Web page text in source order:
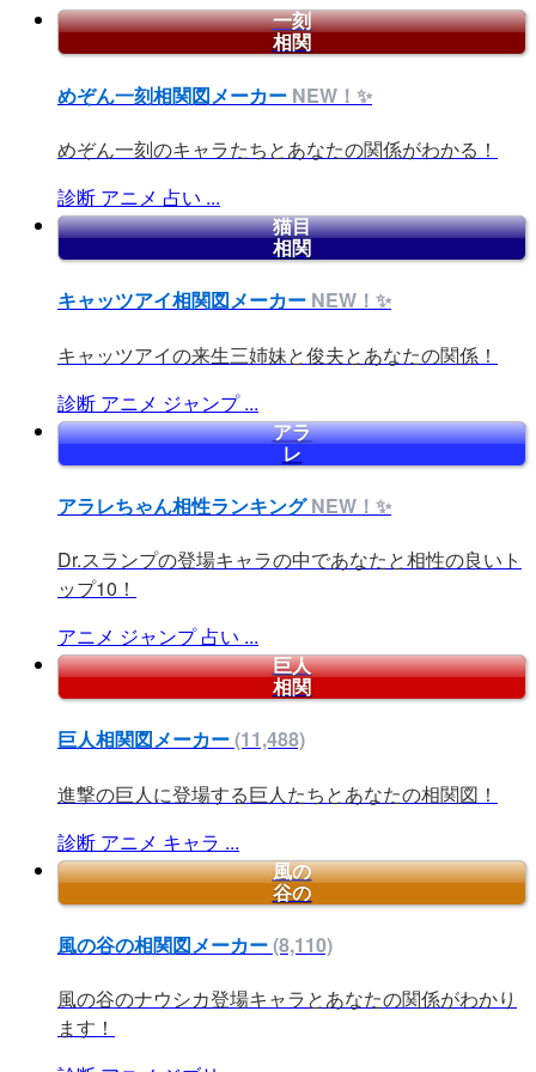
一刻
相関
めぞん一刻相関図メーカー NEW！✨
めぞん一刻のキャラたちとあなたの関係がわかる！
診断 アニメ 占い ...
猫目
相関
キャッツアイ相関図メーカー NEW！✨
キャッツアイの来生三姉妹と俊夫とあなたの関係！
診断 アニメ ジャンプ ...
アラ
レ
アラレちゃん相性ランキングNEW！✨
Dr.スランプの登場キャラの中であなたと相性の良いト
ップ10！
アニメ ジャンプ 占い ...
巨人
相関
巨人相関図メーカー(11,488)
進撃の巨人に登場する巨人たちとあなたの相関図！
診断 アニメ キャラ ...
風の
谷の
風の谷の相関図メーカー(8,110)
風の谷のナウシカ登場キャラとあなたの関係がわかり
ます！